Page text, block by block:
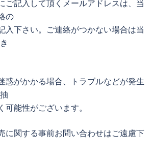
ご記入して頂くメールアドレスは、当
の
入下さい。ご連絡がつかない場合は当
惑がかかる場合、トラブルなどが発生
能性がございます。
に関する事前お問い合わせはご遠慮下